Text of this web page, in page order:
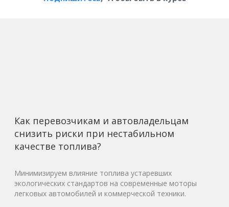
Как перевозчикам и автовладельцам
снизить риски при нестабильном
качестве топлива?
Минимизируем влияние топлива устаревших
экологических стандартов на современные моторы
легковых автомобилей и коммерческой техники.